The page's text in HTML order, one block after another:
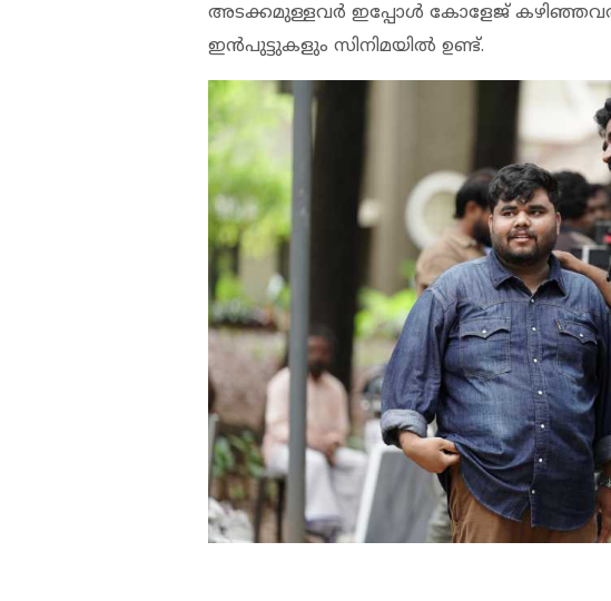
അടക്കമുള്ളവർ ഇപ്പോൾ കോളേജ്
ഇൻപുട്ടുകളും സിനിമയിൽ ഉണ്ട്.